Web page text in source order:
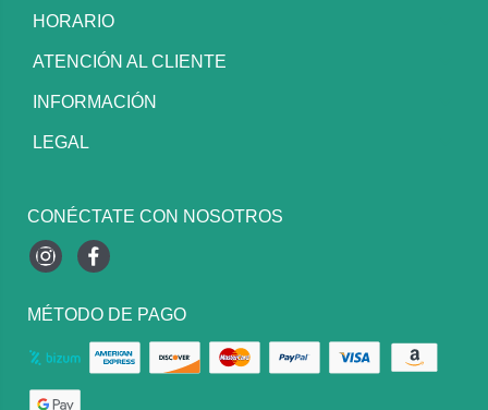
HORARIO
ATENCIÓN AL CLIENTE
INFORMACIÓN
LEGAL
CONÉCTATE CON NOSOTROS
InstagramFacebook
MÉTODO DE PAGO